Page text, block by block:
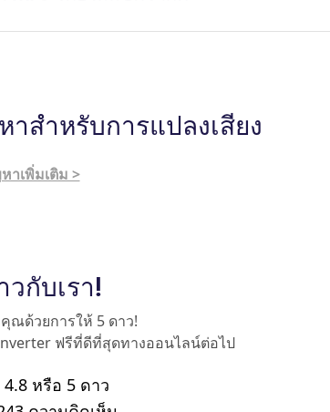
สำหรับการแปลงเสียง
าเพิ่มเติม >
วกับเรา!
ณด้วยการให้ 5 ดาว!
ฟรีที่ดีที่สุดทางออนไลน์ต่อไป
4.8หรือ 5 ดาว